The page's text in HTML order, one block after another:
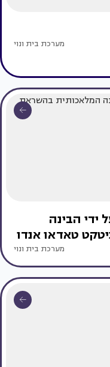
מערכת בית ונוי
ידי הבינה
טאדאו אנדו
מערכת בית ונוי